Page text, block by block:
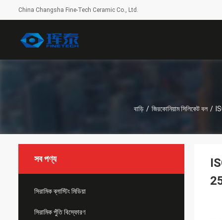
China Changsha Fine-Tech Ceramic Co., Ltd.
বাড়ি / জিরকোনিয়াম সিলিকেট বল /
সব পণ্য
সিরামিক ব্লাস্টিং মিডিয়া
সিরামিক পুঁতি বিস্ফোরণ